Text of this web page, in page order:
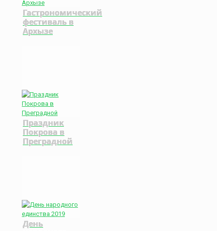
Гастрономический
фестиваль в
Архызе
Праздник
Покрова в
Преградной
День